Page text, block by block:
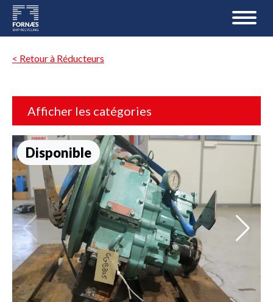
< Retour à Réducteurs
Afficher les catégories
Disponible